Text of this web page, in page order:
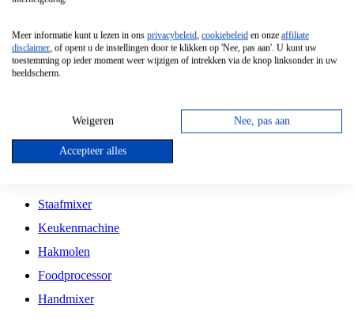
Vrijstaande Magnetron
Vrijstaande Kookplaat
Inbouw Gaskookplaat
Inbouw Keramische Kookplaat
Kookplaat Accessoires
Staafmixer
Keukenmachine
Hakmolen
Foodprocessor
Handmixer
Meer informatie kunt u lezen in ons privacybeleid, cookiebeleid en onze affiliate
disclaimer, of opent u de instellingen door te klikken op 'Nee, pas aan'. U kunt uw
toestemming op ieder moment weer wijzigen of intrekken via de knop linksonder in uw
beeldscherm.
Weigeren Nee, pas aan
Accepteer alles